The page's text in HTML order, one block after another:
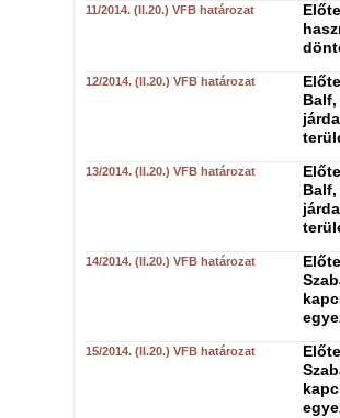
11/2014. (II.20.) VFB határozat
12/2014. (II.20.) VFB határozat
Balf,
13/2014. (II.20.) VFB határozat
Balf,
14/2014. (II.20.) VFB határozat
15/2014. (II.20.) VFB határozat